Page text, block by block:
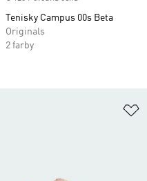
Tenisky Campus 00s Beta
Originals
2 farby